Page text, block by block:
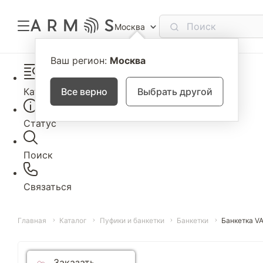
Москва
Ваш регион: Москва
Все верно Выбрать другой
Каталог
Статус
Поиск
Связаться
Главная Каталог Пуфики и банкетки Банкетки Банкетка